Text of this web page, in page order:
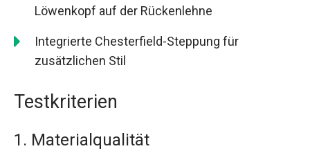
Löwenkopf auf der Rückenlehne
Integrierte Chesterfield-Steppung für
zusätzlichen Stil
Testkriterien
1. Materialqualität